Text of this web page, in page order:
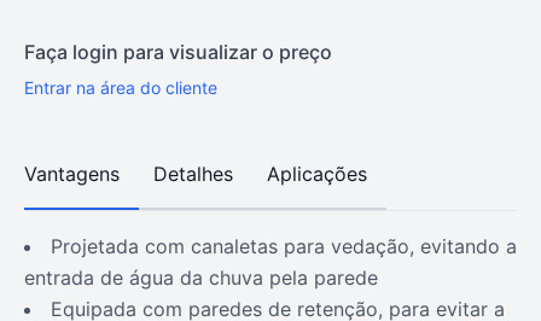
Faça login para visualizar o preço
Entrar na área do cliente
Vantagens Detalhes Aplicações
projetada com canaletas para vedação, evitando a
entrada de água da chuva pela parede
equipada com paredes de retenção, para evitar a